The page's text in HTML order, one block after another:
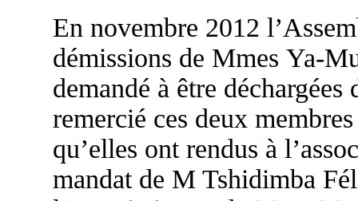
En novembre 2012
démissions de Mmes Ya-
demandé à être
remercié ces deux
qu’elles ont rendus à
mandat de M Tshidimba